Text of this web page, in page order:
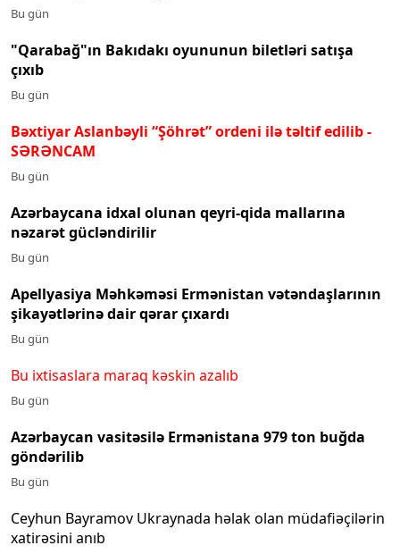
Bu gün
"Qarabağ"ın Bakıdakı oyununun biletləri satışa
çıxıb
Bu gün
Bəxtiyar Aslanbəyli “Şöhrət” ordeni ilə təltif edilib-
SƏRƏNCAM
Bu gün
Azərbaycana idxal olunan qeyri-qida mallarına
nəzarət gücləndirilir
Bu gün
Apellyasiya Məhkəməsi Ermənistan vətəndaşlarının
şikayətlərinə dair qərar çıxardı
Bu gün
Bu ixtisaslara maraq kəskin azalıb
Bu gün
Azərbaycan vasitəsilə Ermənistana 979 ton buğda
göndərilib
Bu gün
Ceyhun Bayramov Ukraynada həlak olan müdafiəçilərin
xatirəsini anıb